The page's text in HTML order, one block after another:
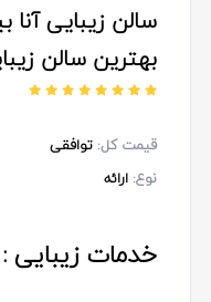
سالن زیبایی آنا
بهترین سالن
قیمت کل: توافقی
نوع: ارائه
خدمات زیبایی :